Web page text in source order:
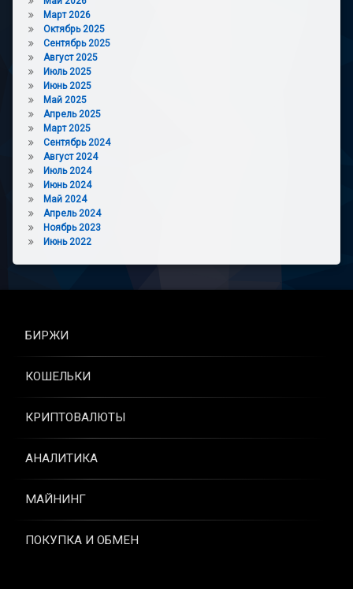
Март 2026
Октябрь 2025
Сентябрь 2025
Август 2025
Июль 2025
Июнь 2025
Май 2025
Апрель 2025
Март 2025
Сентябрь 2024
Август 2024
Июль 2024
Июнь 2024
Май 2024
Апрель 2024
Ноябрь 2023
Июнь 2022
БИРЖИ
КОШЕЛЬКИ
КРИПТОВАЛЮТЫ
АНАЛИТИКА
МАЙНИНГ
ПОКУПКА И ОБМЕН